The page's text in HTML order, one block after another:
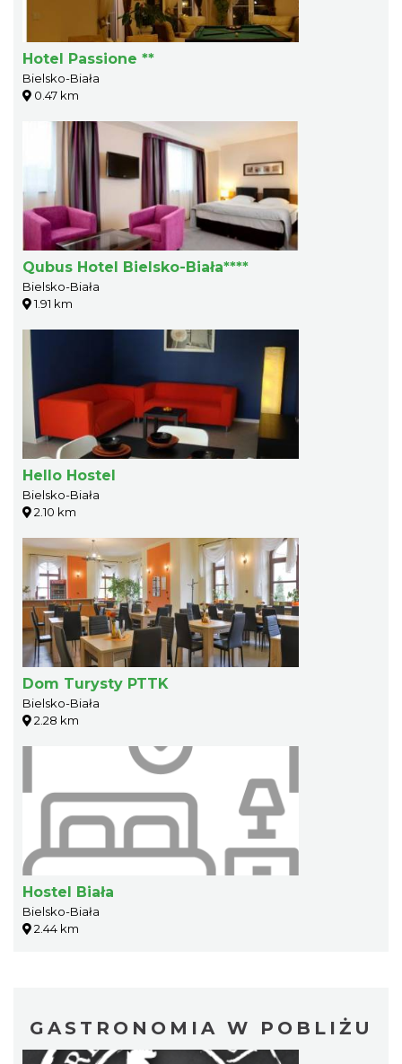
Hotel Passione **
Bielsko-Biała
0.47 km
Qubus Hotel Bielsko-Biała****
Bielsko-Biała
1.91 km
Hello Hostel
Bielsko-Biała
2.10 km
Dom Turysty PTTK
Bielsko-Biała
2.28 km
Hostel Biała
Bielsko-Biała
2.44 km
GASTRONOMIA W POBLIŻU